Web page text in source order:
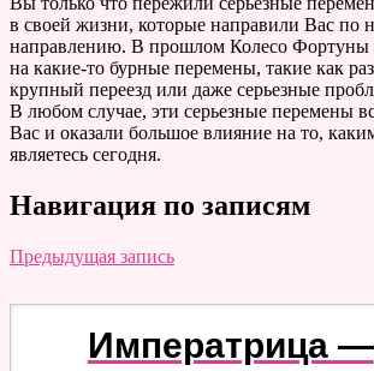
в своей жизни, которые направили Вас по
направлению. В прошлом Колесо Фортуны
на какие-то бурные перемены, такие как
крупный переезд или даже серьезные
В любом случае, эти серьезные перемены
Вас и оказали большое влияние на то,
являетесь сегодня.
Навигация по записям
Предыдущая запись
Императрица —